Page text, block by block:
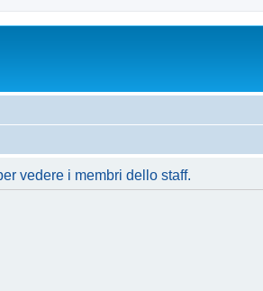
vedere i membri dello staff.